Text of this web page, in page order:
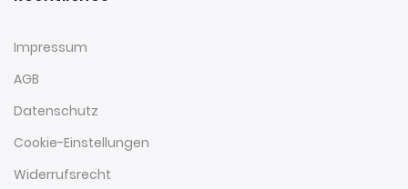
Impressum
AGB
Datenschutz
Cookie-Einstellungen
Widerrufsrecht